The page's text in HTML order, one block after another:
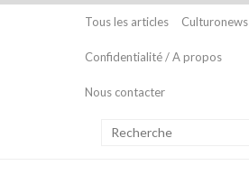
Tous les articles Culturonews
Confidentialité / A propos
Nous contacter